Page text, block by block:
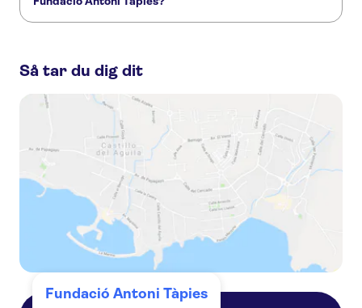
Articket Barcelona skip-the-line museum pass
Barcelona Card for 3 days, 4 days or 5 days
Tickets for the Tàpies Museum
Så tar du dig dit
Fundació Antoni Tàpies